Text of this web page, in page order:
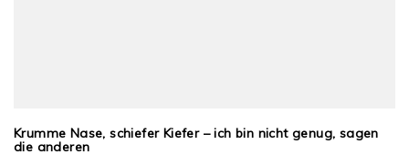
Krumme Nase, schiefer Kiefer – ich bin nicht genug, sagen
die anderen